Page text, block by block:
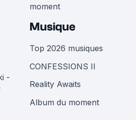
moment
-
Musique
Top 2026 musiques
CONFESSIONS II
Reality Awaits
Album du moment